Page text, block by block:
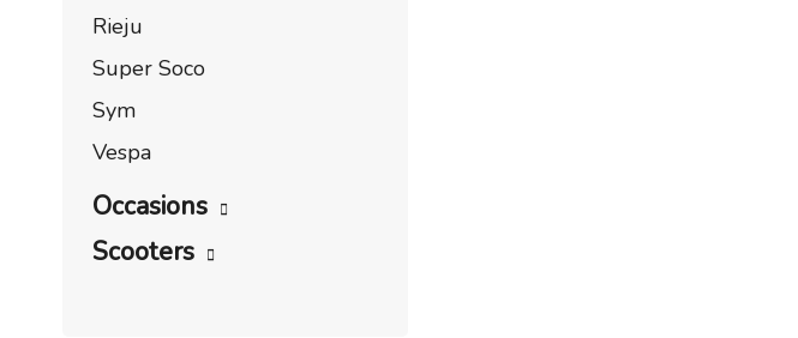
Rieju
Super Soco
Sym
Vespa
Occasions
Scooters